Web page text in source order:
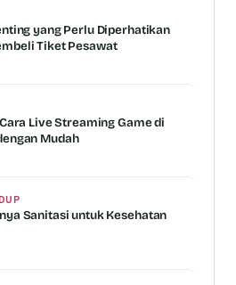
yang Perlu Diperhatikan
Tiket Pesawat
Live Streaming Game di
Mudah
Sanitasi untuk Kesehatan